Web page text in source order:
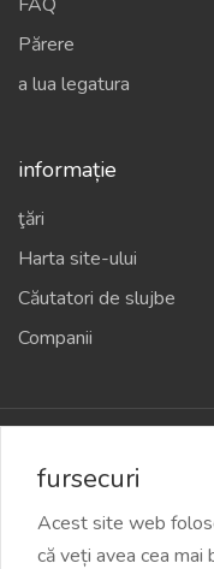
Părere
a lua legatura
informație
ţări
Harta site-ului
Căutatori de slujbe
Companii
2024 Officehost.ru
fursecuri
Acest site web
că veți avea cea